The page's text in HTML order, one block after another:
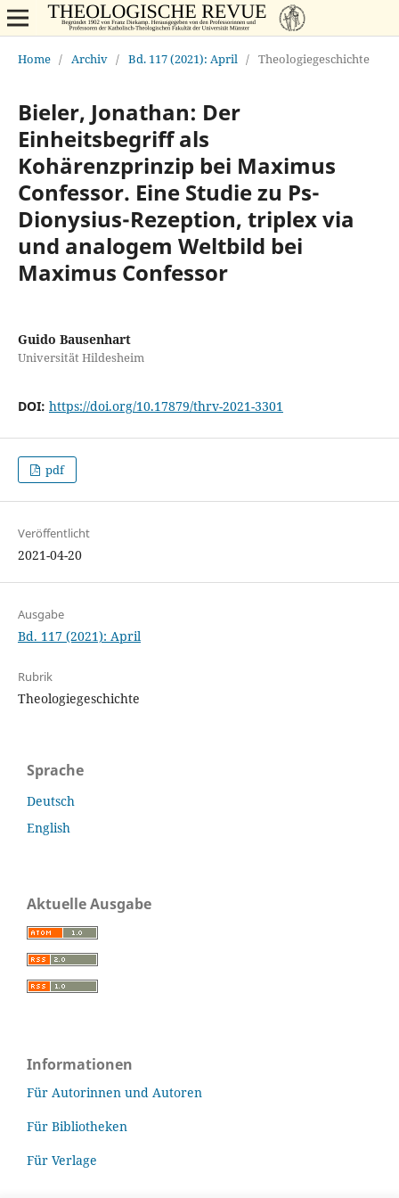
Home / Archiv / Bd. 117 (2021): April / Theologiegeschichte
Bieler, Jonathan: Der
Einheitsbegriff als
Kohärenzprinzip bei Maximus
Confessor. Eine Studie zu Ps-
Dionysius-Rezeption, triplex via
und analogem Weltbild bei
Maximus Confessor
Guido Bausenhart
Universität Hildesheim
DOI: https://doi.org/10.17879/thrv-2021-3301
pdf
Veröffentlicht
2021-04-20
Ausgabe
Bd. 117 (2021): April
Rubrik
Theologiegeschichte
Sprache
Deutsch
English
Aktuelle Ausgabe
Informationen
Für Autorinnen und Autoren
Für Bibliotheken
Für Verlage